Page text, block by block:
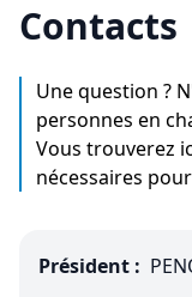
Contacts
Une question ?
personnes en
Vous trouverez
nécessaires
Président :